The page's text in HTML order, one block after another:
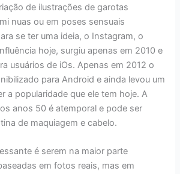
de ilustrações de garotas
nuas ou em poses sensuais
se ter uma ideia, o Instagram, o
hoje, surgiu apenas em 2010 e
usuários de iOs. Apenas em 2012 o
para Android e ainda levou um
a popularidade que ele tem hoje. A
anos 50 é atemporal e pode ser
de maquiagem e cabelo.
é serem na maior parte
em fotos reais, mas em